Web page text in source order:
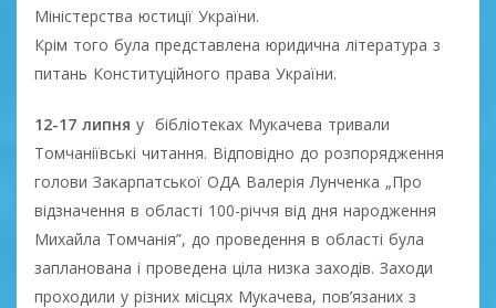
Міністерства юстиції України.
Крім того була представлена юридична література з
питань Конституційного права України.
12-17 липня у бібліотеках Мукачева тривали
Томчаніївські читання. Відповідно до розпорядження
голови Закарпатської ОДА Валерія Лунченка „Про
відзначення в області 100-річчя від дня народження
Михайла Томчанія”, до проведення в області була
запланована і проведена ціла низка заходів. Заходи
проходили у різних місцях Мукачева, пов’язаних з